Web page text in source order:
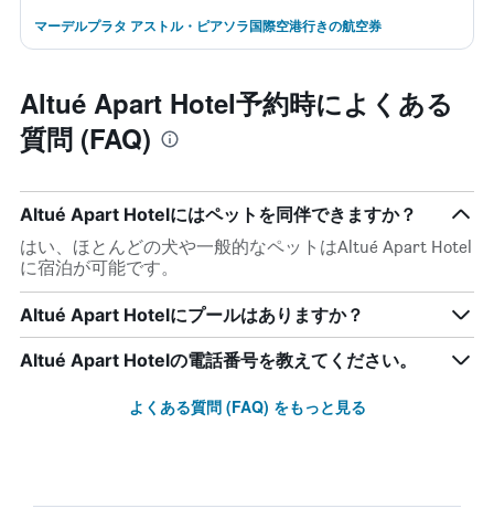
マーデルプラタ アストル・ピアソラ国際空港行きの航空券
Altué Apart Hotel予約時によくある
質問 (FAQ)
Altué Apart Hotelにはペットを同伴できますか？
はい、ほとんどの犬や一般的なペットはAltué Apart Hotel
に宿泊が可能です。
Altué Apart Hotelにプールはありますか？
Altué Apart Hotelの電話番号を教えてください。
よくある質問 (FAQ) をもっと見る